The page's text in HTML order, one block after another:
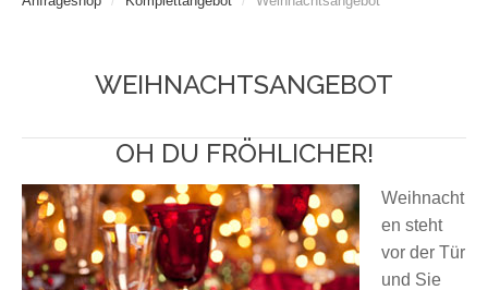
WEIHNACHTSANGEBOT
OH DU FRÖHLICHER!
Weihnacht
en steht
vor der Tür
und Sie